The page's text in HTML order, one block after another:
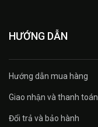
HƯỚNG DẪN
Hướng dẫn mua hàng
Giao nhận và thanh toán
Đổi trả và bảo hành